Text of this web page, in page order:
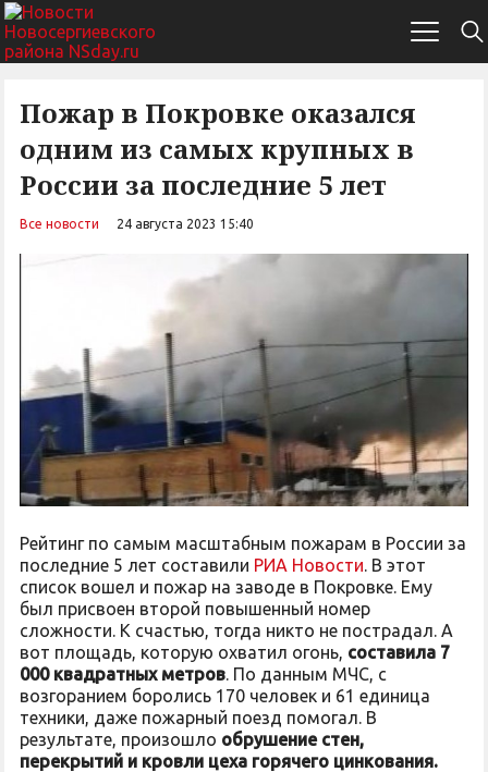
Пожар в Покровке оказался
одним из самых крупных в
России за последние 5 лет
Все новости 24 августа 2023 15:40
Рейтинг по самым масштабным пожарам в России за
последние 5 лет составили РИА Новости. В этот
список вошел и пожар на заводе в Покровке. Ему
был присвоен второй повышенный номер
сложности. К счастью, тогда никто не пострадал. А
вот площадь, которую охватил огонь, составила 7
000 квадратных метров. По данным МЧС, с
возгоранием боролись 170 человек и 61 единица
техники, даже пожарный поезд помогал. В
результате, произошло обрушение стен,
перекрытий и кровли цеха горячего цинкования.